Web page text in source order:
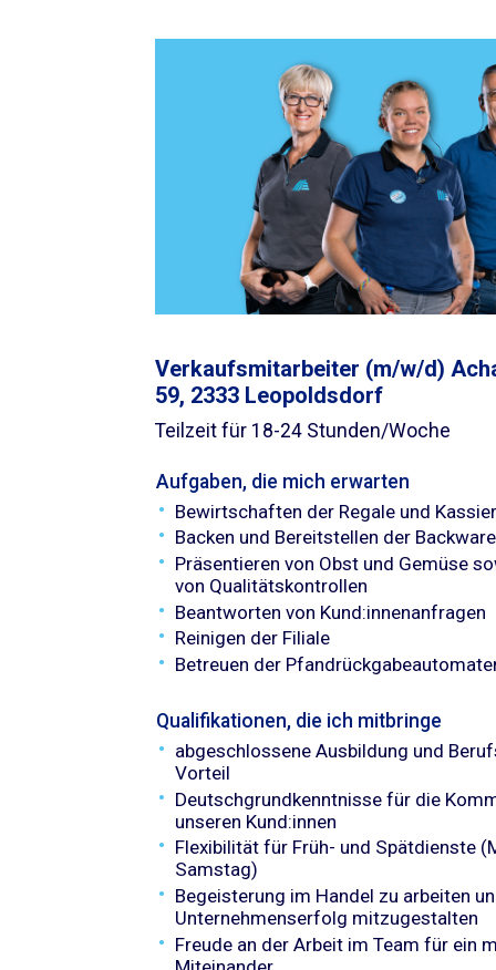
Verkaufsmitarbeiter (m/w/d)
59, 2333 Leopoldsdorf
Teilzeit für 18-24 Stunden/Woche
Aufgaben, die mich erwarten
Bewirtschaften der Regale und
Backen und Bereitstellen der Backware
Präsentieren von Obst und Gemüse
von Qualitätskontrollen
Beantworten von Kund:innenanfragen
Reinigen der Filiale
Betreuen der
Qualifikationen, die ich mitbringe
abgeschlossene Ausbildung und
Vorteil
Deutschgrundkenntnisse für die
unseren Kund:innen
Flexibilität für Früh- und Spätdienste
Samstag)
Begeisterung im Handel zu arbeiten
Unternehmenserfolg mitzugestalten
Freude an der Arbeit im Team für ein